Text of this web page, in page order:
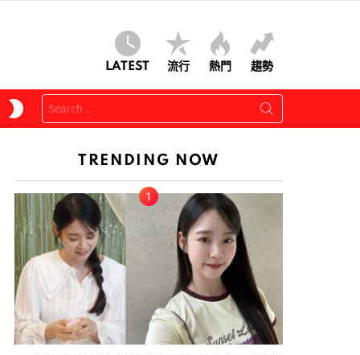
LATEST 流行 熱門 趨勢
SKIN
Search
for:
TRENDING NOW